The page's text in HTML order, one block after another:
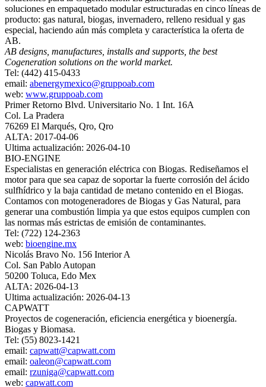
soluciones en empaquetado modular estructuradas en cinco líneas de
producto: gas natural, biogas, invernadero, relleno residual y gas
especial, haciendo aún más completa y característica la oferta de
AB.
AB designs, manufactures, installs and supports, the best
Cogeneration solutions on the world market.
Tel: (442) 415-0433
email: abenergymexico@gruppoab.com
web: www.gruppoab.com
Primer Retorno Blvd. Universitario No. 1 Int. 16A
Col. La Pradera
76269 El Marqués, Qro, Qro
ALTA: 2017-04-06
Ultima actualización: 2026-04-10
BIO-ENGINE
Especialistas en generación eléctrica con Biogas. Rediseñamos el
motor para que sea capaz de soportar la fuerte corrosión del ácido
sulfhídrico y la baja cantidad de metano contenido en el Biogas.
Contamos con motogeneradores de Biogas y Gas Natural, para
generar una combustión limpia ya que estos equipos cumplen con
las normas más estrictas de emisión de contaminantes.
Tel: (722) 124-2363
web: bioengine.mx
Nicolás Bravo No. 156 Interior A
Col. San Pablo Autopan
50200 Toluca, Edo Mex
ALTA: 2026-04-13
Ultima actualización: 2026-04-13
CAPWATT
Proyectos de cogeneración, eficiencia energética y bioenergía.
Biogas y Biomasa.
Tel: (55) 8023-1421
email: capwatt@capwatt.com
email: oaleon@capwatt.com
email: rzuniga@capwatt.com
web: capwatt.com